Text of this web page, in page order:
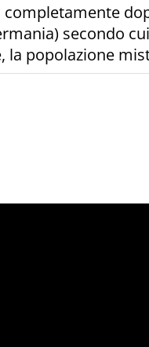
secondo
popolazione